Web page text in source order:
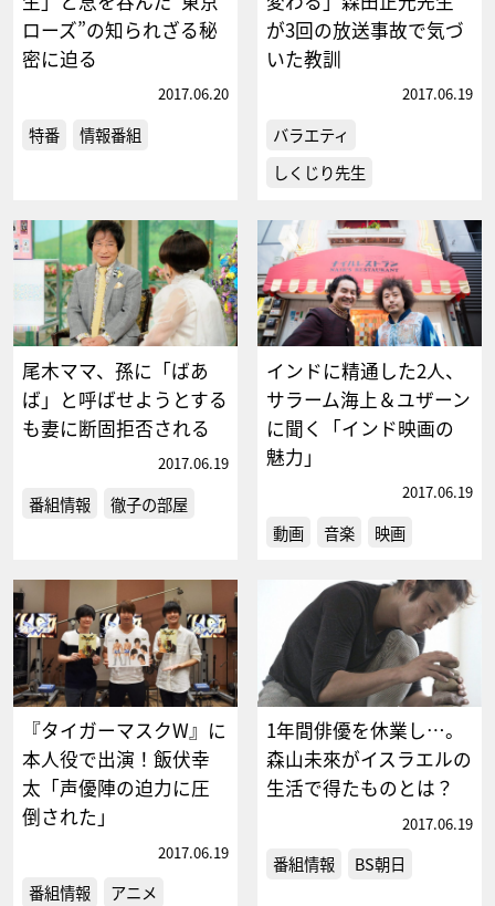
ローズ”の知られざる秘
密に迫る
2017.06.20
特番 情報番組
が3回の放送事故で気づ
いた教訓
2017.06.19
バラエティ
しくじり先生
尾木ママ、孫に「ばあ
ば」と呼ばせようとする
も妻に断固拒否される
2017.06.19
番組情報 徹子の部屋
インドに精通した2人、
サラーム海上＆ユザーン
に聞く「インド映画の
魅力」
2017.06.19
動画 音楽 映画
『タイガーマスクW』に
本人役で出演！飯伏幸
太「声優陣の迫力に圧
倒された」
2017.06.19
番組情報 アニメ
1年間俳優を休業し…。
森山未來がイスラエルの
生活で得たものとは？
2017.06.19
番組情報 BS朝日